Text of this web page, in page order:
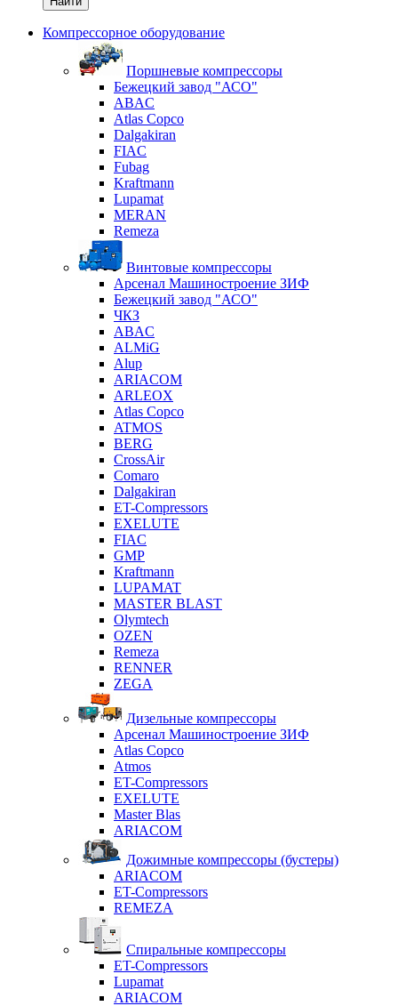
Компрессорное оборудование
Поршневые компрессоры
Бежецкий завод "АСО"
ABAC
Atlas Copco
Dalgakiran
FIAC
Fubag
Kraftmann
Lupamat
MERAN
Remeza
Винтовые компрессоры
Арсенал Машиностроение ЗИФ
Бежецкий завод "АСО"
ЧКЗ
ABAC
ALMiG
Alup
ARIACOM
ARLEOX
Atlas Copco
ATMOS
BERG
CrossAir
Comaro
Dalgakiran
ET-Compressors
EXELUTE
FIAC
GMP
Kraftmann
LUPAMAT
MASTER BLAST
Olymtech
OZEN
Remeza
RENNER
ZEGA
Дизельные компрессоры
Арсенал Машиностроение ЗИФ
Atlas Copco
Atmos
ET-Compressors
EXELUTE
Master Blas
ARIACOM
Дожимные компрессоры (бустеры)
ARIACOM
ET-Compressors
REMEZA
Спиральные компрессоры
ET-Compressors
Lupamat
ARIACOM